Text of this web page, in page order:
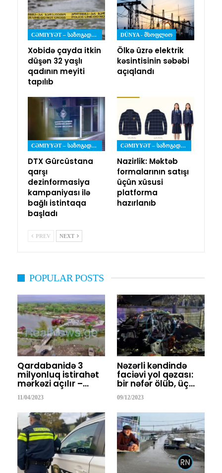
CƏMIYYƏT – ᲡᲐᲖᲝᲒᲐᲓᲝᲔᲑᲐ
Xobidə çayda itkin
düşən 32 yaşlı
qadının meyiti
tapılıb
DÜNYA - ᲛᲡᲝᲤᲚᲘᲝ
Ölkə üzrə elektrik
kəsintisinin səbəbi
açıqlandı
CƏMIYYƏT – ᲡᲐᲖᲝᲒᲐᲓᲝᲔᲑᲐ
DTX Gürcüstana
qarşı
dezinformasiya
kampaniyası ilə
bağlı istintaqa
başladı
CƏMIYYƏT – ᲡᲐᲖᲝᲒᲐᲓᲝᲔᲑᲐ
Nazirlik: Məktəb
formalarının satışı
üçün xüsusi
platforma
hazırlanıb
PREV NEXT
POPULAR POSTS
Qardabanidə 3
milyonluq istirahət
mərkəzi açılır –…
11/04/2023
Nəzərli kəndində
faciəvi yol qəzası:
bir nəfər ölüb, üç…
09/12/2023